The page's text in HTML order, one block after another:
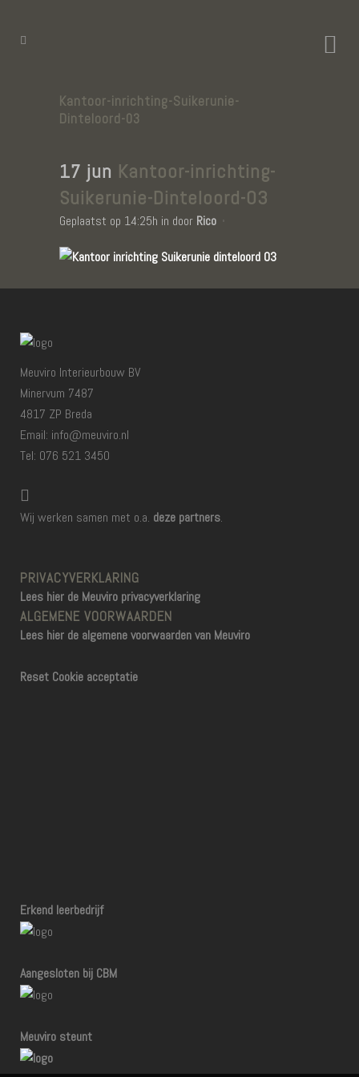
Kantoor-inrichting-Suikerunie-
Dinteloord-03
17 jun Kantoor-inrichting-
Suikerunie-Dinteloord-03
Geplaatst op 14:25h in door Rico
Meuviro Interieurbouw BV
Minervum 7487
4817 ZP Breda
Email: info@meuviro.nl
Tel: 076 521 3450
Wij werken samen met o.a. deze partners.
PRIVACYVERKLARING
Lees hier de Meuviro privacyverklaring
ALGEMENE VOORWAARDEN
Lees hier de algemene voorwaarden van Meuviro
Reset Cookie acceptatie
Erkend leerbedrijf
Aangesloten bij CBM
Meuviro steunt